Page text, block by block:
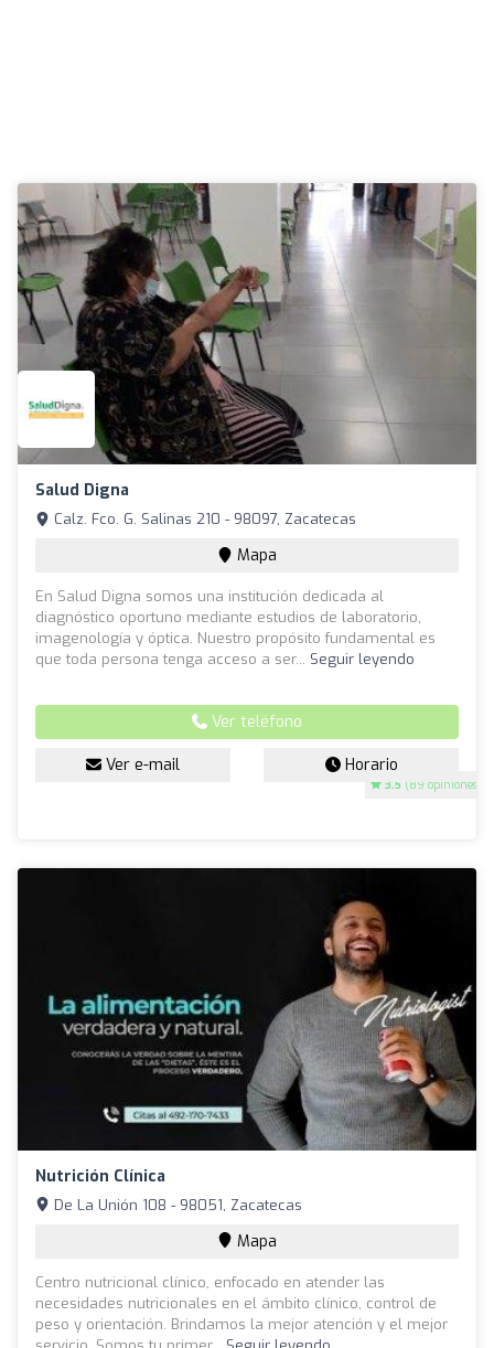
Salud Digna
3.5 (89 opiniones)
Calz. Fco. G. Salinas 210 - 98097, Zacatecas
Mapa
En Salud Digna somos una institución dedicada al
diagnóstico oportuno mediante estudios de laboratorio,
imagenología y óptica. Nuestro propósito fundamental es
que toda persona tenga acceso a ser... Seguir leyendo
Ver teléfono
Ver e-mail Horario
Nutrición Clínica
De La Unión 108 - 98051, Zacatecas
Mapa
Centro nutricional clínico, enfocado en atender las
necesidades nutricionales en el ámbito clínico, control de
peso y orientación. Brindamos la mejor atención y el mejor